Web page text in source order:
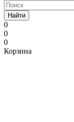
Найти
0
0
0
Корзина